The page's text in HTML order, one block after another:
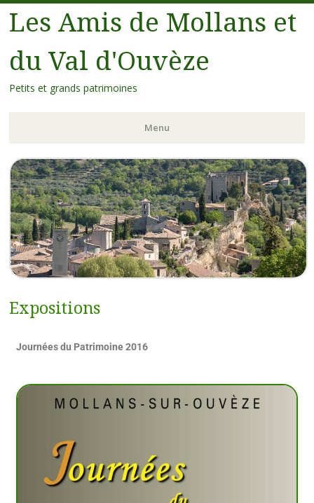
Les Amis de Mollans et
du Val d'Ouvèze
Petits et grands patrimoines
Menu
Expositions
Journées du Patrimoine 2016